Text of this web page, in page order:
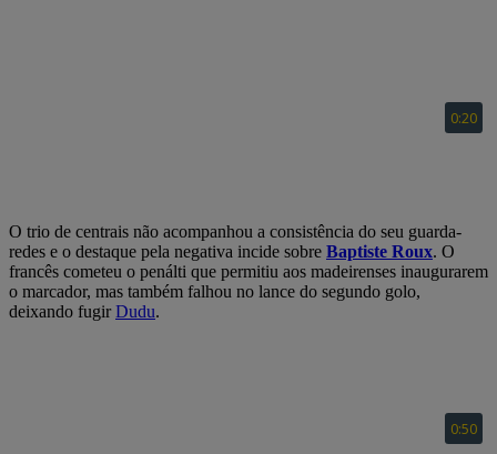
O trio de centrais não acompanhou a consistência do seu guarda-
redes e o destaque pela negativa incide sobre Baptiste Roux. O
francês cometeu o penálti que permitiu aos madeirenses inaugurarem
o marcador, mas também falhou no lance do segundo golo,
deixando fugirDudu.